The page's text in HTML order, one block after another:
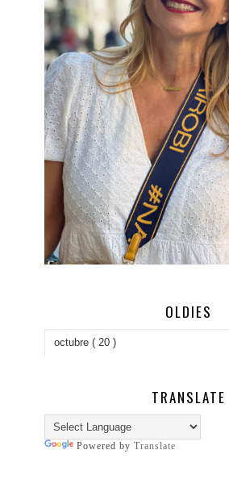
OLDIES
TRANSLATE
Powered by Translate